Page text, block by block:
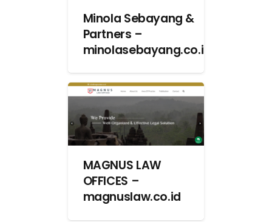
Minola Sebayang &
Partners –
minolasebayang.co.id
MAGNUS LAW
OFFICES –
magnuslaw.co.id